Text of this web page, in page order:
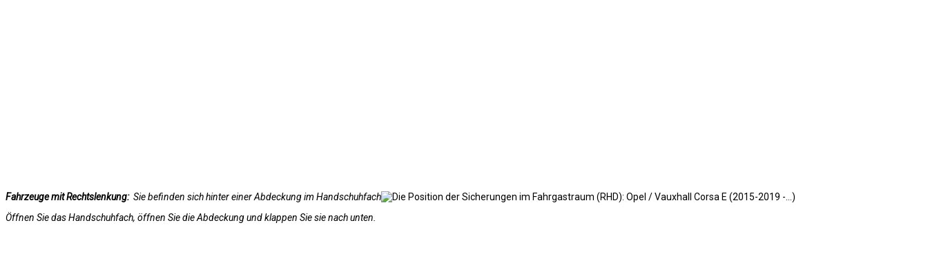
Fahrzeuge mit Rechtslenkung: Sie befinden sich hinter einer Abdeckung im Handschuhfach
Öffnen Sie das Handschuhfach, öffnen Sie die Abdeckung und klappen Sie sie nach unten.